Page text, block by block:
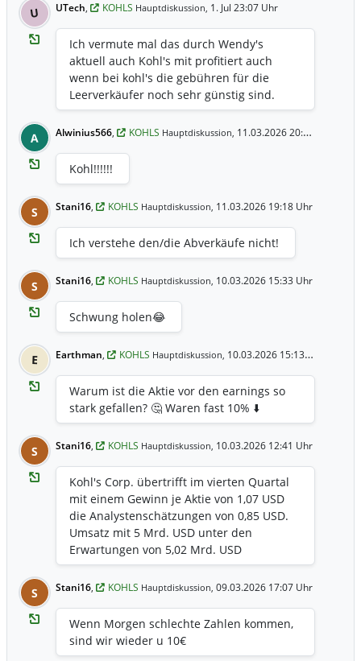
U UTech, KOHLS Hauptdiskussion, 1. Jul 23:07 Uhr
Ich vermute mal das durch Wendy's
aktuell auch Kohl's mit profitiert auch
wenn bei kohl's die gebühren für die
Leerverkäufer noch sehr günstig sind.
A Alwinius566, KOHLS Hauptdiskussion, 11.03.2026 20:10 Uhr
Kohl!!!!!!
S Stani16, KOHLS Hauptdiskussion, 11.03.2026 19:18 Uhr
Ich verstehe den/die Abverkäufe nicht!
S Stani16, KOHLS Hauptdiskussion, 10.03.2026 15:33 Uhr
Schwung holen😂
E Earthman, KOHLS Hauptdiskussion, 10.03.2026 15:13 Uhr
Warum ist die Aktie vor den earnings so
stark gefallen? 🤔 Waren fast 10% ⬇️
S Stani16, KOHLS Hauptdiskussion, 10.03.2026 12:41 Uhr
Kohl's Corp. übertrifft im vierten Quartal
mit einem Gewinn je Aktie von 1,07 USD
die Analystenschätzungen von 0,85 USD.
Umsatz mit 5 Mrd. USD unter den
Erwartungen von 5,02 Mrd. USD
S Stani16, KOHLS Hauptdiskussion, 09.03.2026 17:07 Uhr
Wenn Morgen schlechte Zahlen kommen,
sind wir wieder u 10€